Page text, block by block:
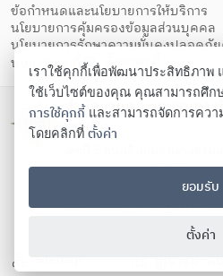
ข้อกำหนดและนโยบายการให้บริการ
นโยบายการคุ้มครองข้อมูลส่วนบุคคล
นโยบายการรักษาความมั่นคงปลอดภัย
นโยบายคุกกี้
ตั้งค่าคุกกี้
สำนักงานคณะกรรมการ
เสพติด
กรุงเทพมหานคร 10400
โทรศัพท์ 02-247-0901-19 โ
us:saraban@oncb.go.th,
เราใช้คุกกี้เพื่อพัฒนาประสิทธิภาพ
ใช้เว็บไซต์ของคุณ คุณสามารถศึก
การใช้คุกกี้และสามารถจัดการควา
โดยคลิกที่ ตั้งค่า
ยอมรับ
ตั้งค่า